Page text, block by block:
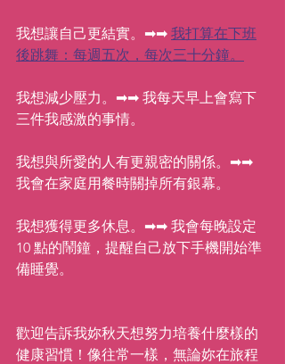
我想讓自己更結實。➡➡ 我打算在下班
後跳舞：每週五次，每次三十分鐘。
我想減少壓力。➡➡ 我每天早上會寫下
三件我感激的事情。
我想與所愛的人有更親密的關係。➡➡
我會在家庭用餐時關掉所有銀幕。
我想獲得更多休息。➡➡ 我會每晚設定
10 點的鬧鐘，提醒自己放下手機開始準
備睡覺。
歡迎告訴我妳秋天想努力培養什麼樣的
健康習慣！像往常一樣，無論妳在旅程